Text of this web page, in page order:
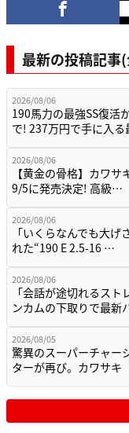
最新の投稿記事
2026/08/06
190馬力の最強SS復活
で! 237万円で手に入
2026/08/06
【黄金の骨格】カワ
9/5に発売決定! 高級…
2026/08/06
「いくらなんでも大
れた“190 E 2.5-16 …
2026/08/06
「会話が途切れるス
ンカムの下取りで最
2026/08/05
驚異のスーパーチャー
ターが再び。カワサキ